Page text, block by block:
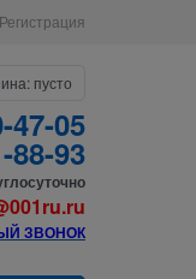
Регистрация
пусто
47-05
88-93
ЗВОНОК